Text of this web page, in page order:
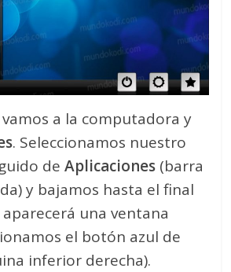
a la computadora y
. Seleccionamos nuestro
deAplicaciones (barra
y bajamos hasta el final
una ventana
el botón azul de
inferior derecha).